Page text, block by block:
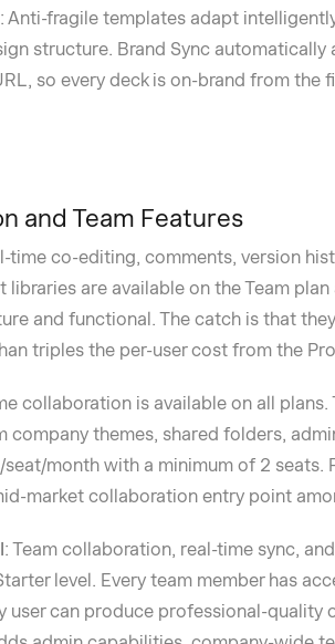
: Anti-fragile templates adapt
structure. Brand Sync automatically
so every deck is on-brand from the
and Team Features
time co-editing, comments, version
libraries are available on the Team
and functional. The catch is that
triples the per-user cost from the
collaboration is available on all plans.
company themes, shared folders,
month with a minimum of 2 seats.
market collaboration entry point
: Team collaboration, real-time sync,
level. Every team member has
user can produce professional-quality